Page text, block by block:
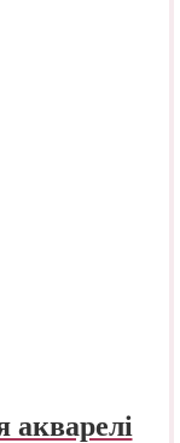
акварелі